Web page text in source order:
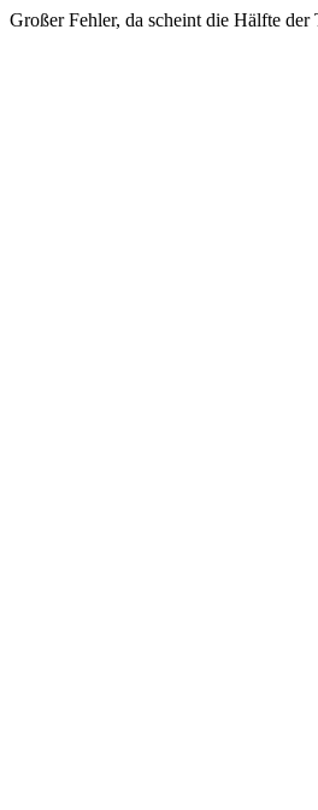
Großer Fehler, da scheint die Hälfte der